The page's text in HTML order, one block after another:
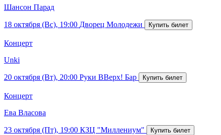
Шансон Парад
18 октября (Вс), 19:00 Дворец Молодежи
Концерт
Unki
20 октября (Вт), 20:00 Руки ВВерх! Бар
Концерт
Ева Власова
23 октября (Пт), 19:00 КЗЦ "Миллениум"